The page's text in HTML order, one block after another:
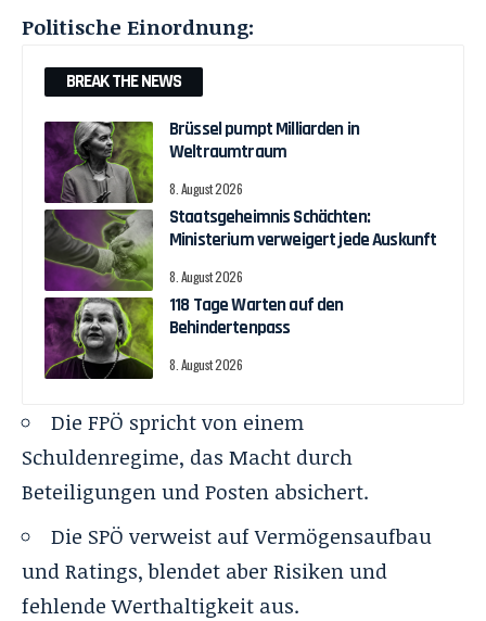
Politische Einordnung:
BREAK THE NEWS
Brüssel pumpt Milliarden in
Weltraumtraum
8. August 2026
Staatsgeheimnis Schächten:
Ministerium verweigert jede Auskunft
8. August 2026
118 Tage Warten auf den
Behindertenpass
8. August 2026
Die FPÖ spricht von einem
Schuldenregime, das Macht durch
Beteiligungen und Posten absichert.
Die SPÖ verweist auf Vermögensaufbau
und Ratings, blendet aber Risiken und
fehlende Werthaltigkeit aus.